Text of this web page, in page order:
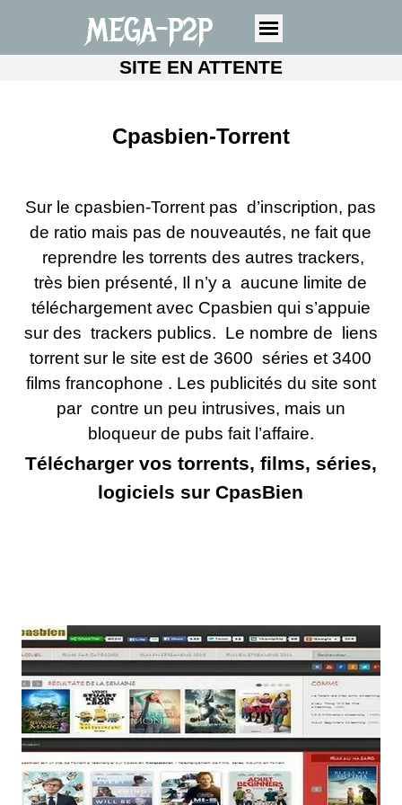
MEGA-P2P
SITE EN ATTENTE
Cpasbien-Torrent
Sur le cpasbien-Torrent pas d’inscription, pas
de ratio mais pas de nouveautés, ne fait que
reprendre les torrents des autres trackers,
très bien présenté, Il n’y a aucune limite de
téléchargement avec Cpasbien qui s’appuie
sur des trackers publics. Le nombre de liens
torrent sur le site est de 3600 séries et 3400
films francophone . Les publicités du site sont
par contre un peu intrusives, mais un
bloqueur de pubs fait l’affaire.
Télécharger vos torrents, films, séries,
logiciels sur CpasBien